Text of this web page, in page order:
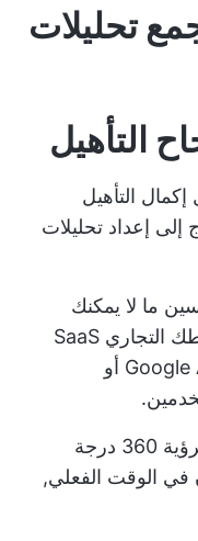
تحليلات
التأهيل
إلى إعداد تحليلات
ما لا يمكنك
قياسه، أليس كذلك؟ قد يعتمد نشاطك التجاري SaaS
بالفعل على أدوات مثل Google Analytics أو
ومع ذلك، إذا كنت تعطي الأولوية لرؤية 360 درجة
في الوقت الفعلي,